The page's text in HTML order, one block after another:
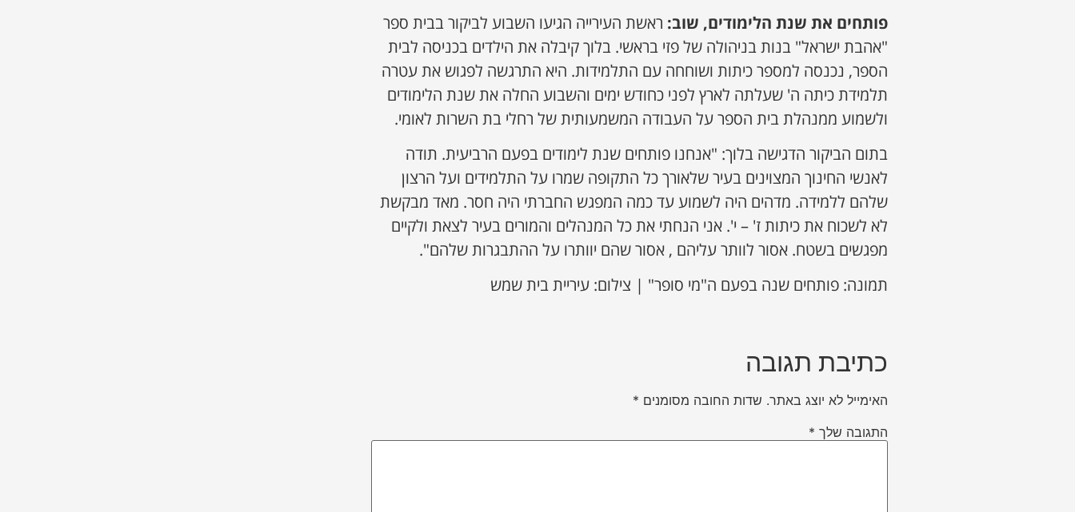
פותחים את שנת הלימודים, שוב: ראשת העירייה הגיעו השבוע לביקור בבית ספר
"אהבת ישראל" בנות בניהולה של פזי בראשי. בלוך קיבלה את הילדים בכניסה לבית
הספר, נכנסה למספר כיתות ושוחחה עם התלמידות. היא התרגשה לפגוש את עטרה
תלמידת כיתה ה' שעלתה לארץ לפני כחודש ימים והשבוע החלה את שנת הלימודים
ולשמוע ממנהלת בית הספר על העבודה המשמעותית של רחלי בת השרות לאומי.
בתום הביקור הדגישה בלוך: "אנחנו פותחים שנת לימודים בפעם הרביעית. תודה
לאנשי החינוך המצוינים בעיר שלאורך כל התקופה שמרו על התלמידים ועל הרצון
שלהם ללמידה. מדהים היה לשמוע עד כמה המפגש החברתי היה חסר. מאד מבקשת
לא לשכוח את כיתות ז' – י'. אני הנחתי את כל המנהלים והמורים בעיר לצאת ולקיים
מפגשים בשטח. אסור לוותר עליהם , אסור שהם יוותרו על ההתבגרות שלהם".
תמונה: פותחים שנה בפעם ה"מי סופר" | צילום: עיריית בית שמש
כתיבת תגובה
האימייל לא יוצג באתר. שדות החובה מסומנים *
התגובה שלך *